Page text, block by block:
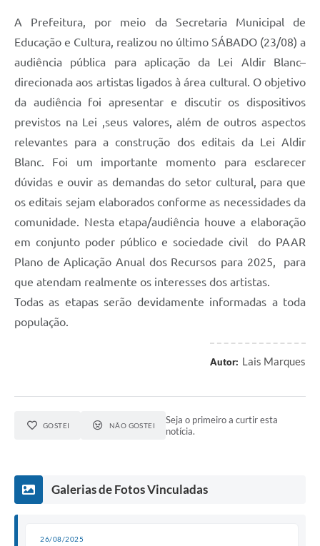
A Prefeitura, por meio da Secretaria Municipal de
Educação e Cultura, realizou no último SÁBADO (23/08) a
audiência pública para aplicação da Lei Aldir Blanc–
direcionada aos artistas ligados à área cultural. O objetivo
da audiência foi apresentar e discutir os dispositivos
previstos na Lei ,seus valores, além de outros aspectos
relevantes para a construção dos editais da Lei Aldir
Blanc. Foi um importante momento para esclarecer
dúvidas e ouvir as demandas do setor cultural, para que
os editais sejam elaborados conforme as necessidades da
comunidade. Nesta etapa/audiência houve a elaboração
em conjunto poder público e sociedade civil do PAAR
Plano de Aplicação Anual dos Recursos para 2025, para
que atendam realmente os interesses dos artistas.
Todas as etapas serão devidamente informadas a toda
população.
Autor: Lais Marques
GOSTEI NÃO GOSTEI
Seja o primeiro a curtir esta
notícia.
Galerias de Fotos Vinculadas
26/08/2025